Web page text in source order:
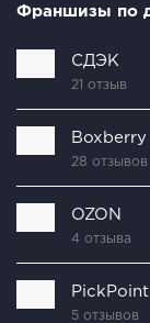
Франшизы по
СДЭК
21 отзыв
Boxberry
28 отзывов
OZON
4 отзыва
PickPoint
5 отзывов